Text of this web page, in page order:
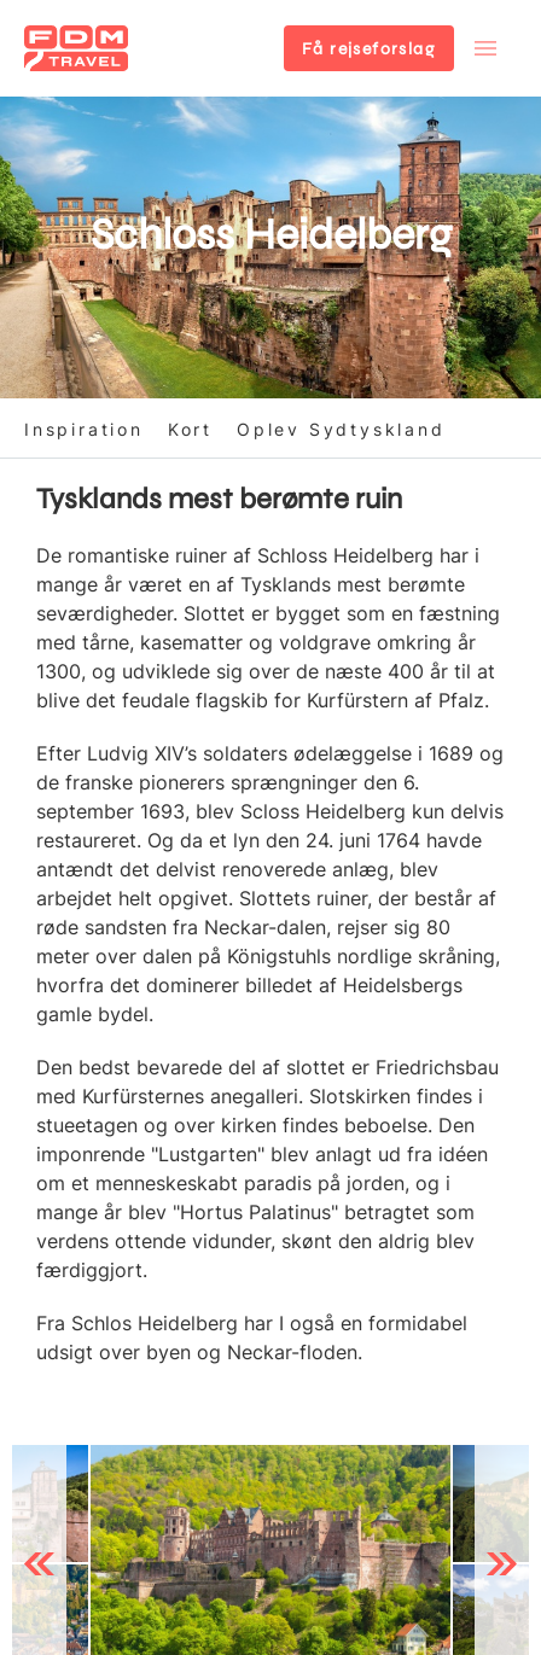
Gå
til
hovedindhold
Få rejseforslag
Schloss Heidelberg
Inspiration Kort Oplev Sydtyskland
Tysklands mest berømte ruin
De romantiske ruiner af Schloss Heidelberg har i
mange år været en af Tysklands mest berømte
seværdigheder. Slottet er bygget som en fæstning
med tårne, kasematter og voldgrave omkring år
1300, og udviklede sig over de næste 400 år til at
blive det feudale flagskib for Kurfürstern af Pfalz.
Efter Ludvig XIV’s soldaters ødelæggelse i 1689 og
de franske pionerers sprængninger den 6.
september 1693, blev Scloss Heidelberg kun delvis
restaureret. Og da et lyn den 24. juni 1764 havde
antændt det delvist renoverede anlæg, blev
arbejdet helt opgivet. Slottets ruiner, der består af
røde sandsten fra Neckar-dalen, rejser sig 80
meter over dalen på Königstuhls nordlige skråning,
hvorfra det dominerer billedet af Heidelsbergs
gamle bydel.
Den bedst bevarede del af slottet er Friedrichsbau
med Kurfürsternes anegalleri. Slotskirken findes i
stueetagen og over kirken findes beboelse. Den
imponrende "Lustgarten" blev anlagt ud fra idéen
om et menneskeskabt paradis på jorden, og i
mange år blev "Hortus Palatinus" betragtet som
verdens ottende vidunder, skønt den aldrig blev
færdiggjort.
Fra Schlos Heidelberg har I også en formidabel
udsigt over byen og Neckar-floden.
Previous Next